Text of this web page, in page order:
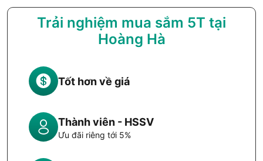
Trải nghiệm mua sắm 5T tại
Hoàng Hà
Tốt hơn về giá
Thành viên - HSSV
Ưu đãi riêng tới 5%